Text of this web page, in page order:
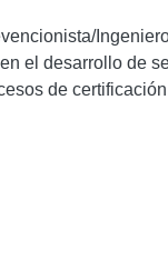
el desarrollo de
de